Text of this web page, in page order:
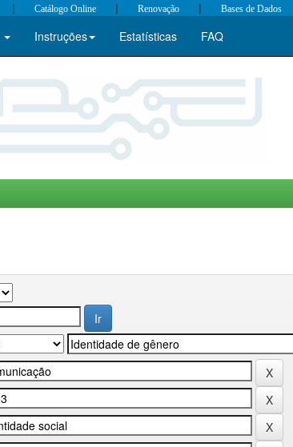
| Catálogo Online | Renovação | Bases de Dados
Instruções Estatísticas FAQ